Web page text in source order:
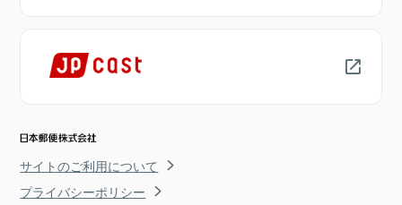
サイトのご利用について
プライバシーポリシー